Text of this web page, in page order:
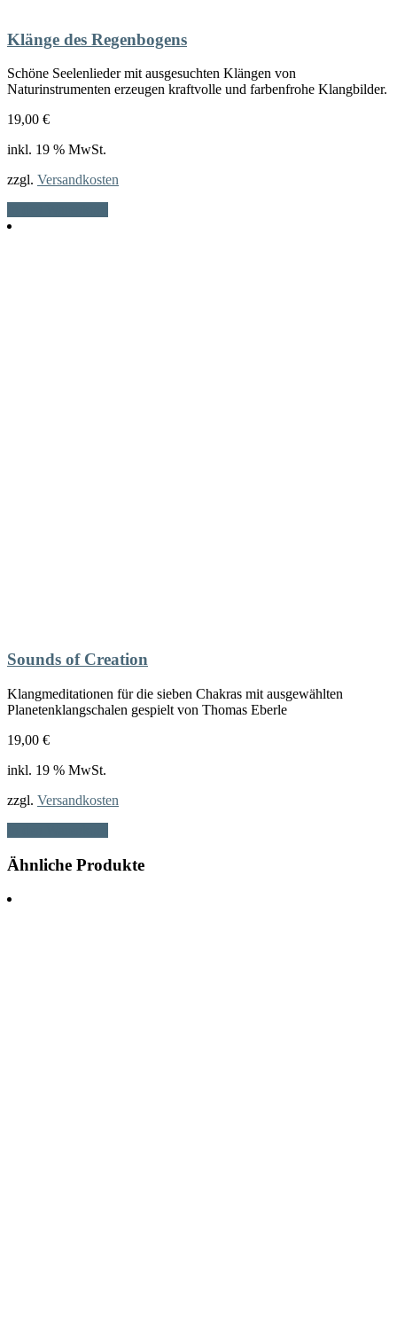
Klänge des Regenbogens
Schöne Seelenlieder mit ausgesuchten Klängen von
Naturinstrumenten erzeugen kraftvolle und farbenfrohe Klangbilder.
19,00 €
inkl. 19 % MwSt.
zzgl. Versandkosten
Sounds of Creation
Klangmeditationen für die sieben Chakras mit ausgewählten
Planetenklangschalen gespielt von Thomas Eberle
19,00 €
inkl. 19 % MwSt.
zzgl. Versandkosten
Ähnliche Produkte